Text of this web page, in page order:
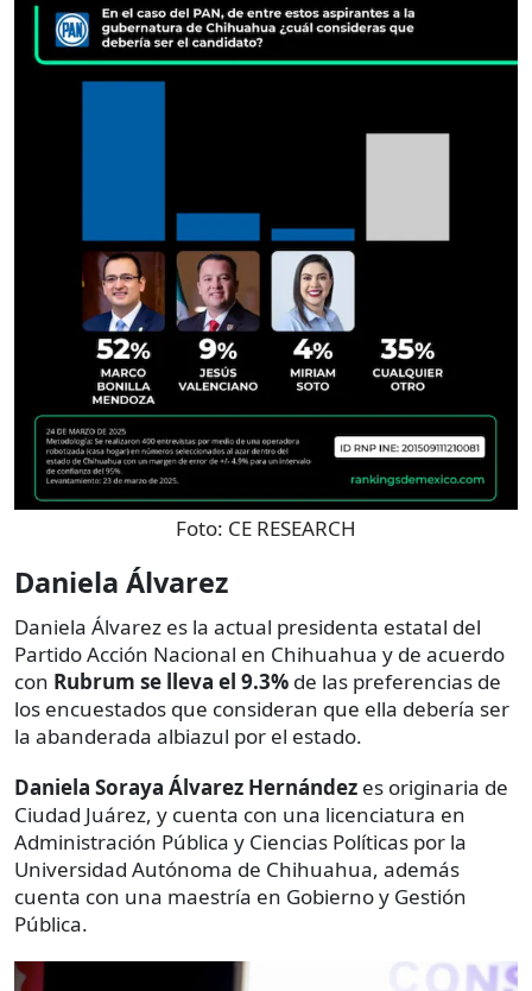
Foto: CE RESEARCH
Daniela Álvarez
Daniela Álvarez es la actual presidenta estatal del
Partido Acción Nacional en Chihuahua y de acuerdo
con Rubrum se lleva el 9.3% de las preferencias de
los encuestados que consideran que ella debería ser
la abanderada albiazul por el estado.
Daniela Soraya Álvarez Hernández es originaria de
Ciudad Juárez, y cuenta con una licenciatura en
Administración Pública y Ciencias Políticas por la
Universidad Autónoma de Chihuahua, además
cuenta con una maestría en Gobierno y Gestión
Pública.